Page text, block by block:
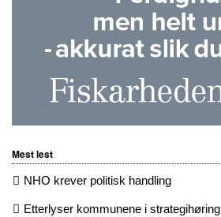
Mest lest
NHO krever politisk handling
Etterlyser kommunene i strategihøring